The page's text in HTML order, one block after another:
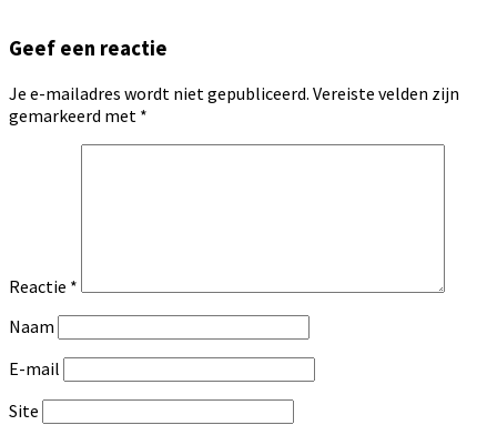
Geef een reactie
Je e-mailadres wordt niet gepubliceerd. Vereiste velden zijn
gemarkeerd met *
Reactie *
Naam
E-mail
Site